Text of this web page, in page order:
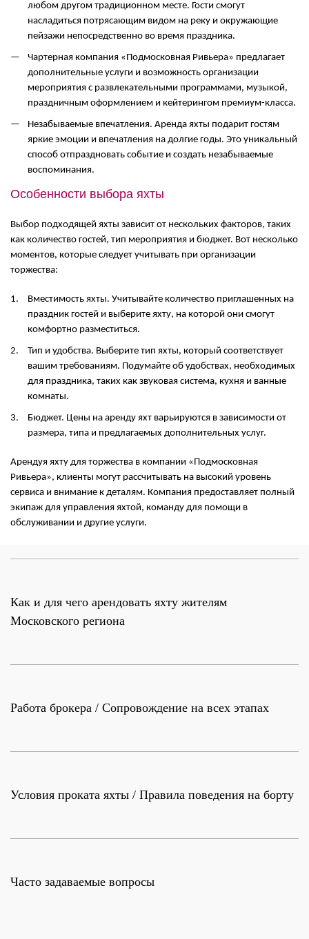
любом другом традиционном месте. Гости смогут
насладиться потрясающим видом на реку и окружающие
пейзажи непосредственно во время праздника.
Чартерная компания «Подмосковная Ривьера» предлагает
дополнительные услуги и возможность организации
мероприятия с развлекательными программами, музыкой,
праздничным оформлением и кейтерингом премиум-класса.
Незабываемые впечатления. Аренда яхты подарит гостям
яркие эмоции и впечатления на долгие годы. Это уникальный
способ отпраздновать событие и создать незабываемые
воспоминания.
Особенности выбора яхты
Выбор подходящей яхты зависит от нескольких факторов, таких
как количество гостей, тип мероприятия и бюджет. Вот несколько
моментов, которые следует учитывать при организации
торжества:
Вместимость яхты. Учитывайте количество приглашенных на
праздник гостей и выберите яхту, на которой они смогут
комфортно разместиться.
Тип и удобства. Выберите тип яхты, который соответствует
вашим требованиям. Подумайте об удобствах, необходимых
для праздника, таких как звуковая система, кухня и ванные
комнаты.
Бюджет. Цены на аренду яхт варьируются в зависимости от
размера, типа и предлагаемых дополнительных услуг.
Арендуя яхту для торжества в компании «Подмосковная
Ривьера», клиенты могут рассчитывать на высокий уровень
сервиса и внимание к деталям. Компания предоставляет полный
экипаж для управления яхтой, команду для помощи в
обслуживании и другие услуги.
Как и для чего арендовать яхту жителям
Московского региона
Работа брокера / Сопровождение на всех этапах
Условия проката яхты / Правила поведения на борту
Часто задаваемые вопросы